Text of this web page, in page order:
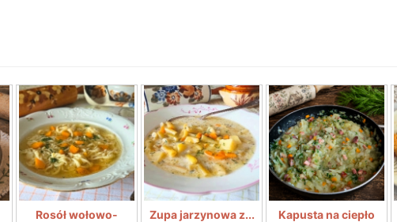
Rosół wołowo-
Zupa jarzynowa z... Kapusta na ciepło